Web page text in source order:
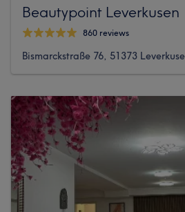
Beautypoint Leverkusen
860 reviews
Bismarckstraße 76, 51373